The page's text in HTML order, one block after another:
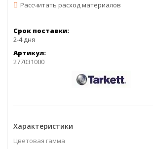
Рассчитать расход материалов
Срок поставки:
2-4 дня
Артикул:
277031000
Характеристики
Цветовая гамма